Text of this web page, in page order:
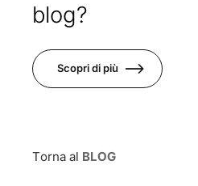
blog?
Scopri di più
Torna al BLOG